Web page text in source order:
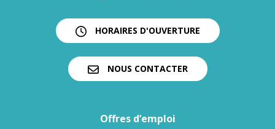
HORAIRES D'OUVERTURE
NOUS CONTACTER
Offres d’emploi